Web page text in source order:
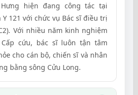
hiện đang công tác tại
Y 121 với chức vụ Bác sĩ điều trị
Với nhiều năm kinh nghiệm
cứu, bác sĩ luôn tận tâm
cho cán bộ, chiến sĩ và nhân
bằng sông Cửu Long.